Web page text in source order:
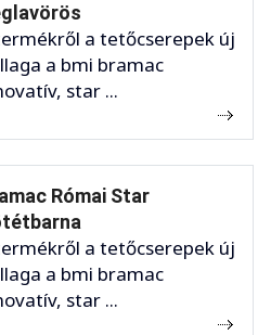
a tetőcserepek új
a bmi bramac
star ...
Római Star
a tetőcserepek új
a bmi bramac
star ...